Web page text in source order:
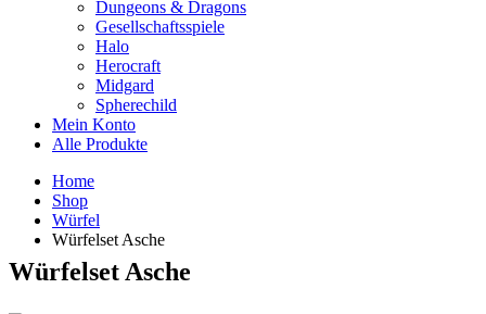
Dungeons & Dragons
Gesellschaftsspiele
Halo
Herocraft
Midgard
Spherechild
Mein Konto
Alle Produkte
Home
Shop
Würfel
Würfelset Asche
Würfelset Asche